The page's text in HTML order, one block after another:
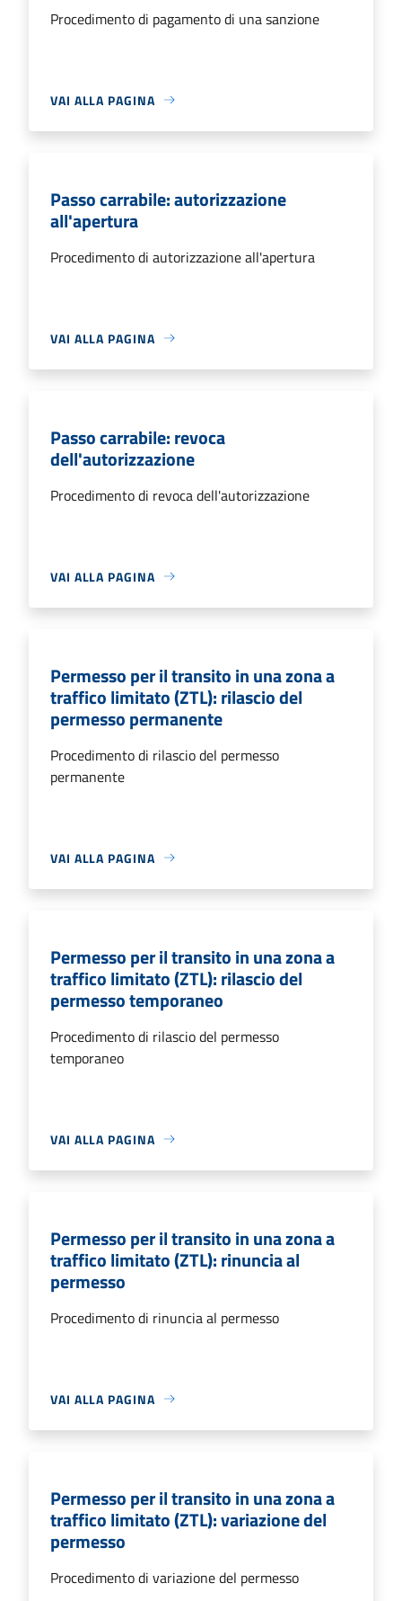
Procedimento di pagamento di una sanzione
VAI ALLA PAGINA
Passo carrabile: autorizzazione
all'apertura
Procedimento di autorizzazione all'apertura
VAI ALLA PAGINA
Passo carrabile: revoca
dell'autorizzazione
Procedimento di revoca dell'autorizzazione
VAI ALLA PAGINA
Permesso per il transito in una zona a
traffico limitato (ZTL): rilascio del
permesso permanente
Procedimento di rilascio del permesso
permanente
VAI ALLA PAGINA
Permesso per il transito in una zona a
traffico limitato (ZTL): rilascio del
permesso temporaneo
Procedimento di rilascio del permesso
temporaneo
VAI ALLA PAGINA
Permesso per il transito in una zona a
traffico limitato (ZTL): rinuncia al
permesso
Procedimento di rinuncia al permesso
VAI ALLA PAGINA
Permesso per il transito in una zona a
traffico limitato (ZTL): variazione del
permesso
Procedimento di variazione del permesso